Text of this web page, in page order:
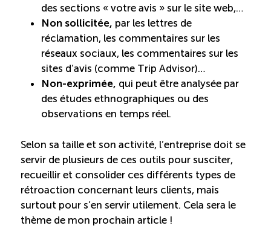
des sections « votre avis » sur le site web,…
Non sollicitée, par les lettres de
réclamation, les commentaires sur les
réseaux sociaux, les commentaires sur les
sites d’avis (comme Trip Advisor)…
Non-exprimée, qui peut être analysée par
des études ethnographiques ou des
observations en temps réel.
Selon sa taille et son activité, l’entreprise doit se
servir de plusieurs de ces outils pour susciter,
recueillir et consolider ces différents types de
rétroaction concernant leurs clients, mais
surtout pour s’en servir utilement. Cela sera le
thème de mon prochain article !